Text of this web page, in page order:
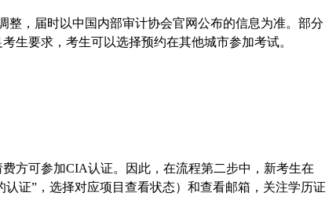
整，届时以中国内部审计协会官网公布的信息为准。部分
生要求，考生可以选择预约在其他城市参加考试。
方可参加CIA认证。因此，在流程第二步中，新考生在
证”，选择对应项目查看状态）和查看邮箱，关注学历证